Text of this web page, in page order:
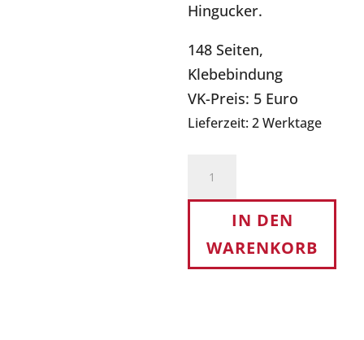
Hingucker.
148 Seiten,
Klebebindung
VK-Preis: 5 Euro
Lieferzeit:2 Werktage
IN DEN
WARENKORB